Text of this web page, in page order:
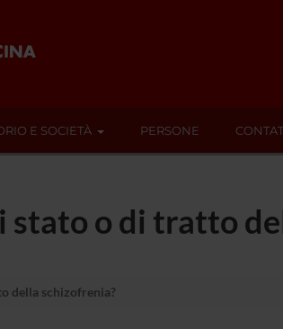
E SOCIETÀ PERSONE
stato o di tratto
della schizofrenia?